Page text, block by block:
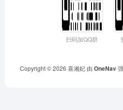
扫码加QQ群
Copyright © 2026 喜湘妃 由 OneNav